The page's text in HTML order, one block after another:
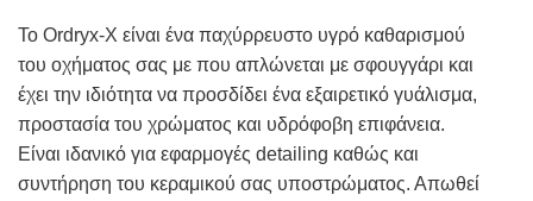
Το Ordryx-X είναι ένα παχύρρευστο υγρό καθαρισμού
του οχήματος σας με που απλώνεται με σφουγγάρι και
έχει την ιδιότητα να προσδίδει ένα εξαιρετικό γυάλισμα,
προστασία του χρώματος και υδρόφοβη επιφάνεια.
Είναι ιδανικό για εφαρμογές detailing καθώς και
συντήρηση του κεραμικού σας υποστρώματος. Απωθεί